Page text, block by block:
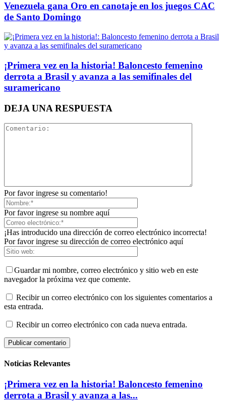
Venezuela gana Oro en canotaje en los juegos CAC
de Santo Domingo
¡Primera vez en la historia! Baloncesto femenino
derrota a Brasil y avanza a las semifinales del
suramericano
DEJA UNA RESPUESTA
Por favor ingrese su comentario!
Por favor ingrese su nombre aquí
¡Has introducido una dirección de correo electrónico incorrecta!
Por favor ingrese su dirección de correo electrónico aquí
Guardar mi nombre, correo electrónico y sitio web en este
navegador la próxima vez que comente.
Recibir un correo electrónico con los siguientes comentarios a
esta entrada.
Recibir un correo electrónico con cada nueva entrada.
Noticias Relevantes
¡Primera vez en la historia! Baloncesto femenino
derrota a Brasil y avanza a las...